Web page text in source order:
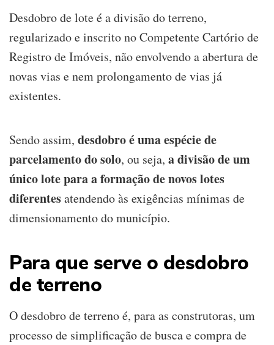
Desdobro de lote é a divisão do terreno,
regularizado e inscrito no Competente Cartório de
Registro de Imóveis, não envolvendo a abertura de
novas vias e nem prolongamento de vias já
existentes.
Sendo assim, desdobro é uma espécie de
parcelamento do solo, ou seja, a divisão de um
único lote para a formação de novos lotes
diferentesatendendo às exigências mínimas de
dimensionamento do município.
Para que serve o desdobro
de terreno
O desdobro de terreno é, para as construtoras, um
processo de simplificação de busca e compra de